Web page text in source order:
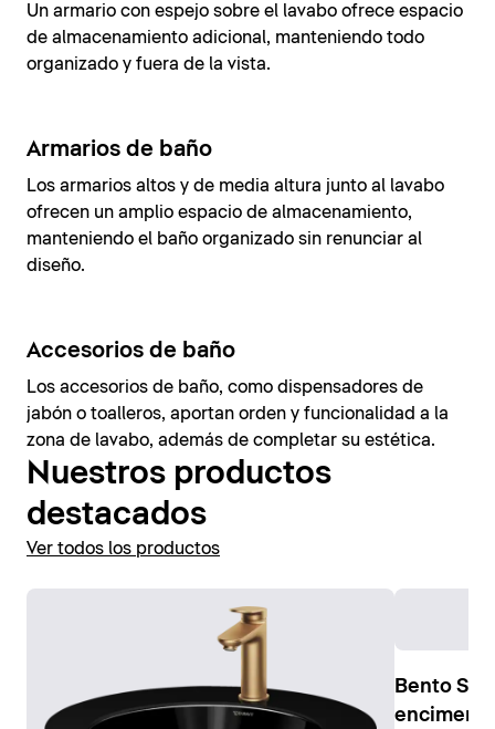
Un armario con espejo sobre el lavabo ofrece espacio
de almacenamiento adicional, manteniendo todo
organizado y fuera de la vista.
Armarios de baño
Los armarios altos y de media altura junto al lavabo
ofrecen un amplio espacio de almacenamiento,
manteniendo el baño organizado sin renunciar al
diseño.
Accesorios de baño
Los accesorios de baño, como dispensadores de
jabón o toalleros, aportan orden y funcionalidad a la
zona de lavabo, además de completar su estética.
Nuestros productos
destacados
Ver todos los productos
Bento
encimera